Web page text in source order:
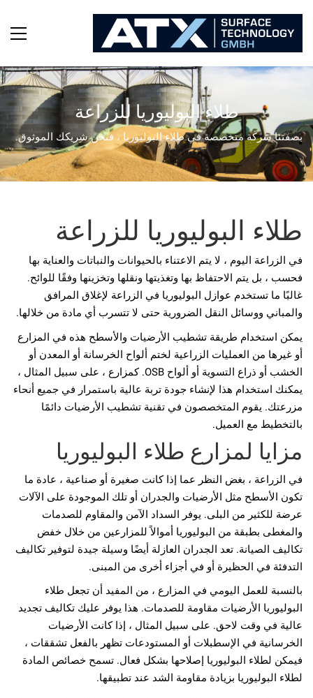
طلاء البوليوريا للزراعة
بصفتنا شركة متخصصة في طلاء البوليوريا ، فنحن شريكك الموثوق.
طلاء البوليوريا للزراعة
في الزراعة اليوم ، لا يتم الاعتناء بالحيوانات والنباتات والعناية بها
فحسب ، بل يتم الاحتفاظ بها وتغذيتها ونقلها وتخزينها وفقًا للوائح.
غالبًا ما تستخدم عوازل البوليوريا في الزراعة لإغلاق المرافق
والمباني ووسائل النقل الضرورية حتى لا تتسرب أي مادة من خلالها.
يمكن استخدام طريقة تشطيب الأرضيات والأسطح هذه في المزارع
أو غيرها من العمليات الزراعية لختم ألواح الخرسانة أو المعدن أو
الخشب أو ذراع التسوية أو ألواح OSB. كمزارع ، على سبيل المثال ،
يمكنك استخدام هذا لإنشاء جودة تربة عالية باستمرار في جميع أنحاء
مزرعتك. يقوم المتخصصون في تقنية تشطيب الأرضيات دائمًا
بالتخطيط مع العميل.
مزايا لمزارع طلاء البوليوريا
في الزراعة ، بغض النظر عما إذا كانت صغيرة أو صناعية ، عادة ما
تكون الأسطح مثل الأرضيات والجدران أو تلك الموجودة على الآلات
عرضة للكثير من البلى. يوفر السداد الآمن والمقاوم للصدمات
والمغطى بطبقة من البوليوريا أموالاً للمزارعين من خلال خفض
تكاليف الصيانة. تعد الجدران العازلة أيضًا وسيلة جيدة لتوفير تكاليف
التدفئة في الحظيرة أو في أجزاء أخرى من المبنى.
بالنسبة للعمل اليومي في المزارع ، من المفيد أن تجعل طلاء
البوليوريا الأرضيات مقاومة للصدمات. هذا يوفر عليك تكاليف تجديد
عالية في وقت لاحق. على سبيل المثال ، إذا كانت الأرضيات
الخرسانية في الإسطبلات أو المستودعات تظهر بالفعل تشققات ،
فيمكن لطلاء البوليوريا إصلاحها بشكل فعال. تسمح خصائص المادة
لطلاء البوليوريا بزيادة مقاومة الشد عند تطبيقها.